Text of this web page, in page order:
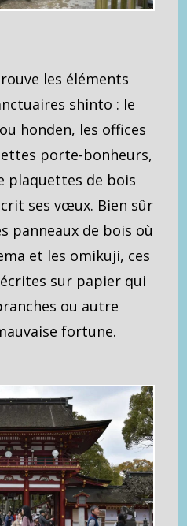
les éléments
shinto : le
honden, les offices
porte-bonheurs,
plaquettes de bois
ses vœux. Bien sûr
panneaux de bois où
et les omikuji, ces
sur papier qui
ou autre
fortune.